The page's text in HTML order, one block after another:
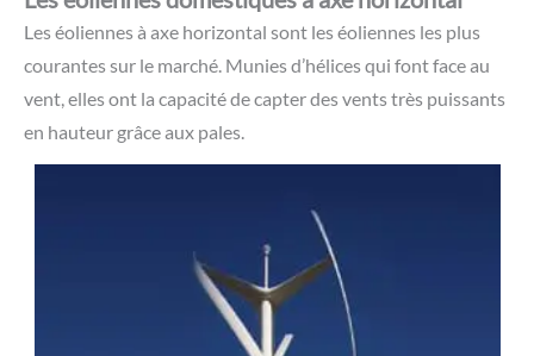
Les éoliennes à axe horizontal sont les éoliennes les plus
courantes sur le marché. Munies d’hélices qui font face au
vent, elles ont la capacité de capter des vents très puissants
en hauteur grâce aux pales.